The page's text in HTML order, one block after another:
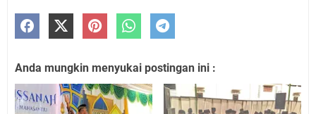
Anda mungkin menyukai postingan ini :